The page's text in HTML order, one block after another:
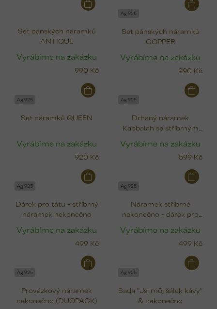
Set pánských náramků
ANTIQUE
Vyrábíme na zakázku
990 Kč
Ag 925
Set pánských náramků
COPPER
Vyrábíme na zakázku
990 Kč
Ag 925
Set náramků QUEEN
Vyrábíme na zakázku
920 Kč
Ag 925
Drhaný náramek
Kabbalah se stříbrným
Vyrábíme na zakázku
599 Kč
Ag 925
Dárek pro tátu - stříbrný
náramek nekonečno
Vyrábíme na zakázku
499 Kč
Ag 925
Náramek stříbrné
nekonečno - dárek pro
Vyrábíme na zakázku
499 Kč
Ag 925
Provázkový náramek
nekonečno (DUOPACK)
Ag 925
Sada "Jsi můj šálek kávy"
& nekonečno